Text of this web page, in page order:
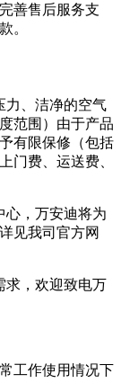
善售后服务支
。
力、洁净的空气
范围）由于产品
有限保修（包括
门费、运送费、
心，万安迪将为
见我司官方网
求，欢迎致电万
工作使用情况下